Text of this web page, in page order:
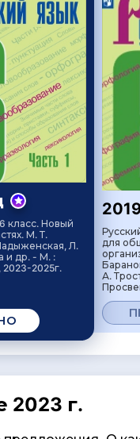
класс. Новый
М. Т.
Л.
и др. - М. :
2025г.
для
А.
2023 г.